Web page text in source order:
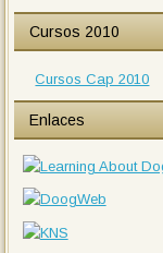
Cursos 2010
Cursos Cap 2010
Enlaces